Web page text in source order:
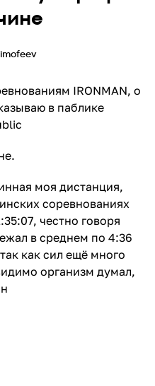
IRONMAN, о
в паблике
моя дистанция,
соревнованиях
честно говоря
в среднем по 4:36
как сил ещё много
организм думал,